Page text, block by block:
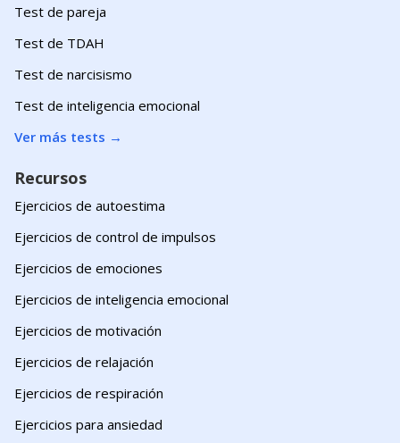
Test de pareja
Test de TDAH
Test de narcisismo
Test de inteligencia emocional
Ver más tests →
Recursos
Ejercicios de autoestima
Ejercicios de control de impulsos
Ejercicios de emociones
Ejercicios de inteligencia emocional
Ejercicios de motivación
Ejercicios de relajación
Ejercicios de respiración
Ejercicios para ansiedad